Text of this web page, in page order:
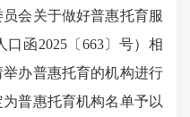
会关于做好普惠托育服
函2025〔663〕号）相
办普惠托育的机构进行
普惠托育机构名单予以